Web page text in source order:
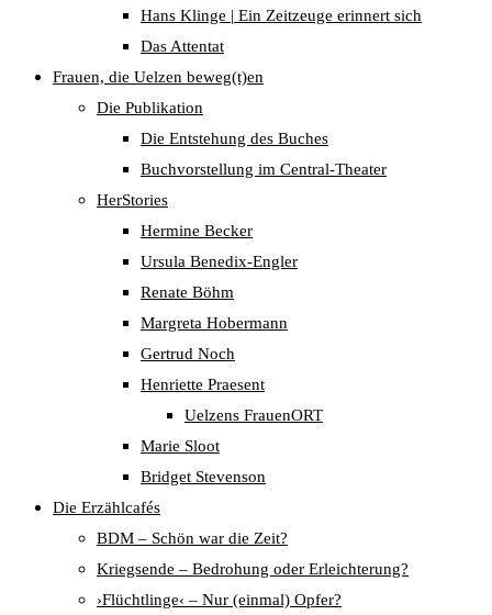
Hans Klinge | Ein Zeitzeuge erinnert sich
Das Attentat
Frauen, die Uelzen beweg(t)en
Die Publikation
Die Entstehung des Buches
Buchvorstellung im Central-Theater
HerStories
Hermine Becker
Ursula Benedix-Engler
Renate Böhm
Margreta Hobermann
Gertrud Noch
Henriette Praesent
Uelzens FrauenORT
Marie Sloot
Bridget Stevenson
Die Erzählcafés
BDM – Schön war die Zeit?
Kriegsende – Bedrohung oder Erleichterung?
›Flüchtlinge‹ – Nur (einmal) Opfer?